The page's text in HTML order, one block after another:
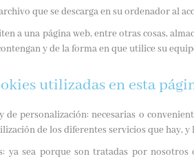
que se descarga en su ordenador al
a una página web, entre otras cosas,
y de la forma en que utilice su
utilizadas en esta
de personalización: necesarias o
de los diferentes servicios que hay,
ya sea porque son tratadas por